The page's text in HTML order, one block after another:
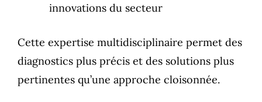
innovations du secteur
Cette expertise multidisciplinaire permet des
diagnostics plus précis et des solutions plus
pertinentes qu’une approche cloisonnée.